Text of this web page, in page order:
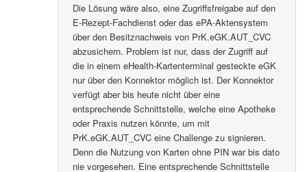
Die Lösung wäre also, eine Zugriffsfreigabe auf den
E-Rezept-Fachdienst oder das ePA-Aktensystem
über den Besitznachweis von PrK.eGK.AUT_CVC
abzusichern. Problem ist nur, dass der Zugriff auf
die in einem eHealth-Kartenterminal gesteckte eGK
nur über den Konnektor möglich ist. Der Konnektor
verfügt aber bis heute nicht über eine
entsprechende Schnittstelle, welche eine Apotheke
oder Praxis nutzen könnte, um mit
PrK.eGK.AUT_CVC eine Challenge zu signieren.
Denn die Nutzung von Karten ohne PIN war bis dato
nie vorgesehen. Eine entsprechende Schnittstelle